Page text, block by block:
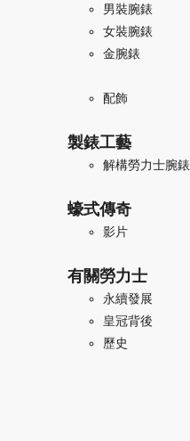
男裝腕錶
女裝腕錶
金腕錶
配飾
製錶工藝
解構勞力士腕錶
蠔式傳奇
影片
有關勞力士
永續發展
皇冠背後
歷史